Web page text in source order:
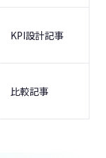
KPI設計記事
比較記事